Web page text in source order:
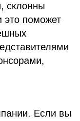
склонны
это поможет
Если вы